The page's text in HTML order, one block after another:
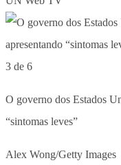
3 de 6
O governo dos Estados
“sintomas leves”
Alex Wong/Getty Images